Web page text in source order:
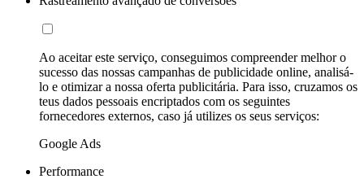
Ao aceitar este serviço, conseguimos compreender melhor o
sucesso das nossas campanhas de publicidade online, analisá-
lo e otimizar a nossa oferta publicitária. Para isso, cruzamos os
teus dados pessoais encriptados com os seguintes
fornecedores externos, caso já utilizes os seus serviços:
Google Ads
Performance